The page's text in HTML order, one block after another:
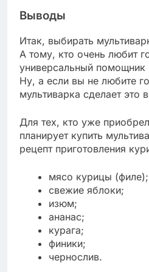
Выводы
Итак, выбирать
А тому, кто очень любит
универсальный помощник
Ну, а если вы не любите
мультиварка сделает это
Для тех, кто уже
планирует купить
рецепт приготовления
мясо курицы (филе);
свежие яблоки;
изюм;
ананас;
курага;
финики;
чернослив.